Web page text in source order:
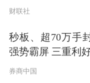
车。”杜兰说。
值得一提的是
家庭。有当地
财联社
秒板、超70万手
强势霸屏 三重利
券商中国